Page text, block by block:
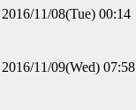
11/08(Tue) 00:14
11/09(Wed) 07:58